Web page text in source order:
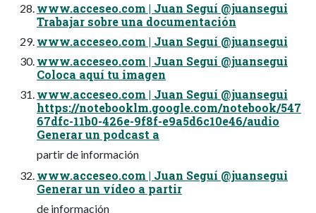
www.acceseo.com | Juan Seguí @juansegui
Trabajar sobre una documentación
www.acceseo.com | Juan Seguí @juansegui
www.acceseo.com | Juan Seguí @juansegui
Coloca aquí tu imagen
www.acceseo.com | Juan Seguí @juansegui
https://notebooklm.google.com/notebook/547
67dfc-11b0-426e-9f8f-e9a5d6c10e46/audio
Generar un podcast a
partir de información
www.acceseo.com | Juan Seguí @juansegui
Generar un vídeo a partir
de información